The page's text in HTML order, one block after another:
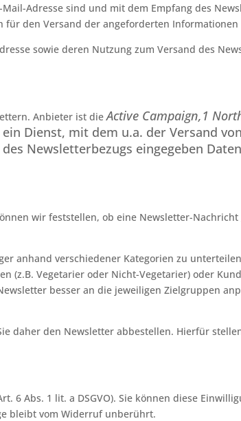
Adresse sind und mit dem Empfang des
den Versand der angeforderten
sowie deren Nutzung zum Versand des
Anbieter ist dieActive Campaign,1
Dienst, mit dem u.a. der Versand
Newsletterbezugs eingegeben
wir feststellen, ob eine Newsletter-
anhand verschiedener Kategorien zu
(z.B. Vegetarier oder Nicht-Vegetarier) oder
besser an die jeweiligen Zielgruppen
daher den Newsletter abbestellen. Hierfür
6 Abs. 1 lit. a DSGVO). Sie können diese
bleibt vom Widerruf unberührt.